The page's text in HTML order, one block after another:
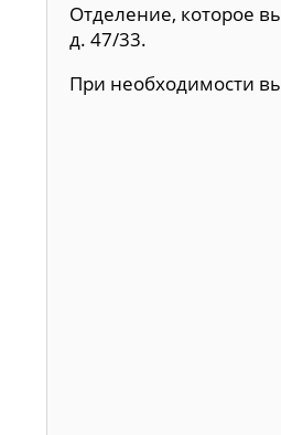
Отделение, которое
д. 47/33.
При необходимости